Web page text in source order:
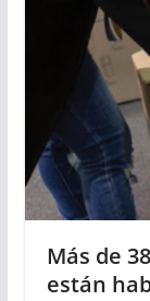
Más de
están